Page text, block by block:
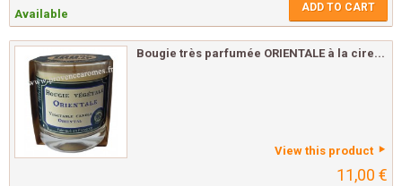
Available ADD TO CART
Bougie très parfumée ORIENTALE à la cire...
View this product
11,00 €